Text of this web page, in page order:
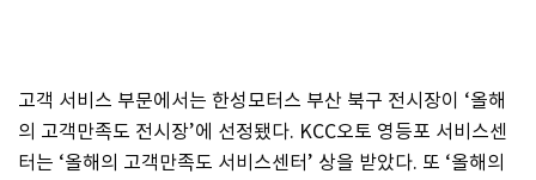
고객 서비스 부문에서는 한성모터스 부산 북구 전시장이 ‘올해
의 고객만족도 전시장’에 선정됐다. KCC오토 영등포 서비스센
터는 ‘올해의 고객만족도 서비스센터’ 상을 받았다. 또 ‘올해의